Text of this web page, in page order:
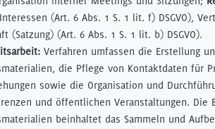
(Art. 6 Abs. 1 S. 1 lit. f) DSGVO),
(Satzung) (Art. 6 Abs. 1 S. 1 lit. b) DSGVO).
Verfahren umfassen die Erstellung
die Pflege von Kontaktdaten für
sowie die Organisation und
und öffentlichen Veranstaltungen. Die
beinhaltet das Sammeln und